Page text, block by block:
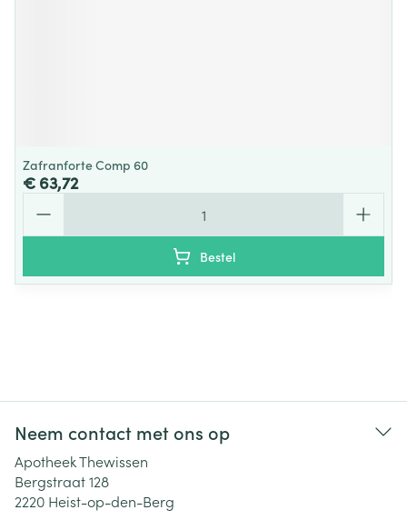
Zafranforte Comp 60
€ 63,72
Bestel
Neem contact met ons op
Apotheek Thewissen
Bergstraat 128
2220 Heist-op-den-Berg